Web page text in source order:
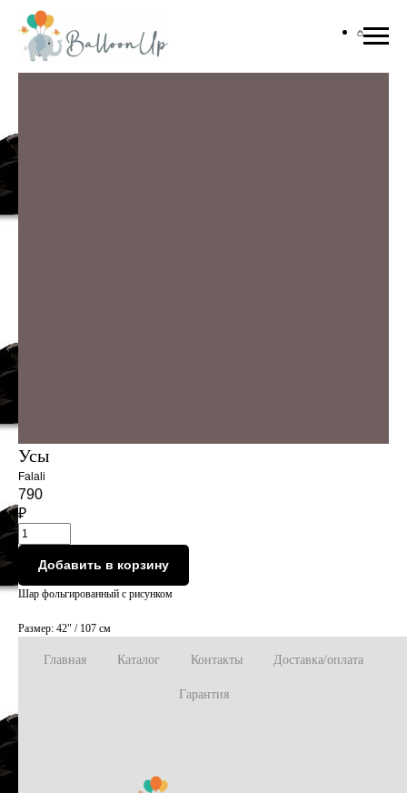
Усы
Falali
790
₽
Добавить в корзину
Шар фольгированный с рисунком
Размер: 42" / 107 см
Главная Каталог Контакты Доставка/оплата
Гарантия